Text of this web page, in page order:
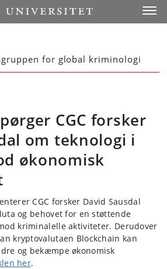
for global kriminologi
CGC forsker
om teknologi i
økonomisk
CGC forsker David Sausdal
og behovet for en støttende
kriminalelle aktiviteter. Derudover
kryptovalutaen Blockchain kan
og bekæmpe økonomisk
her.